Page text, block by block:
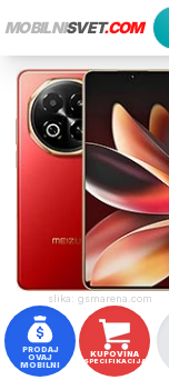
MOBILNISVET.COM
slika: gsmarena.com
PRODAJ
OVAJ
MOBILNI
KUPOVINA
SPECIFIKACIJA